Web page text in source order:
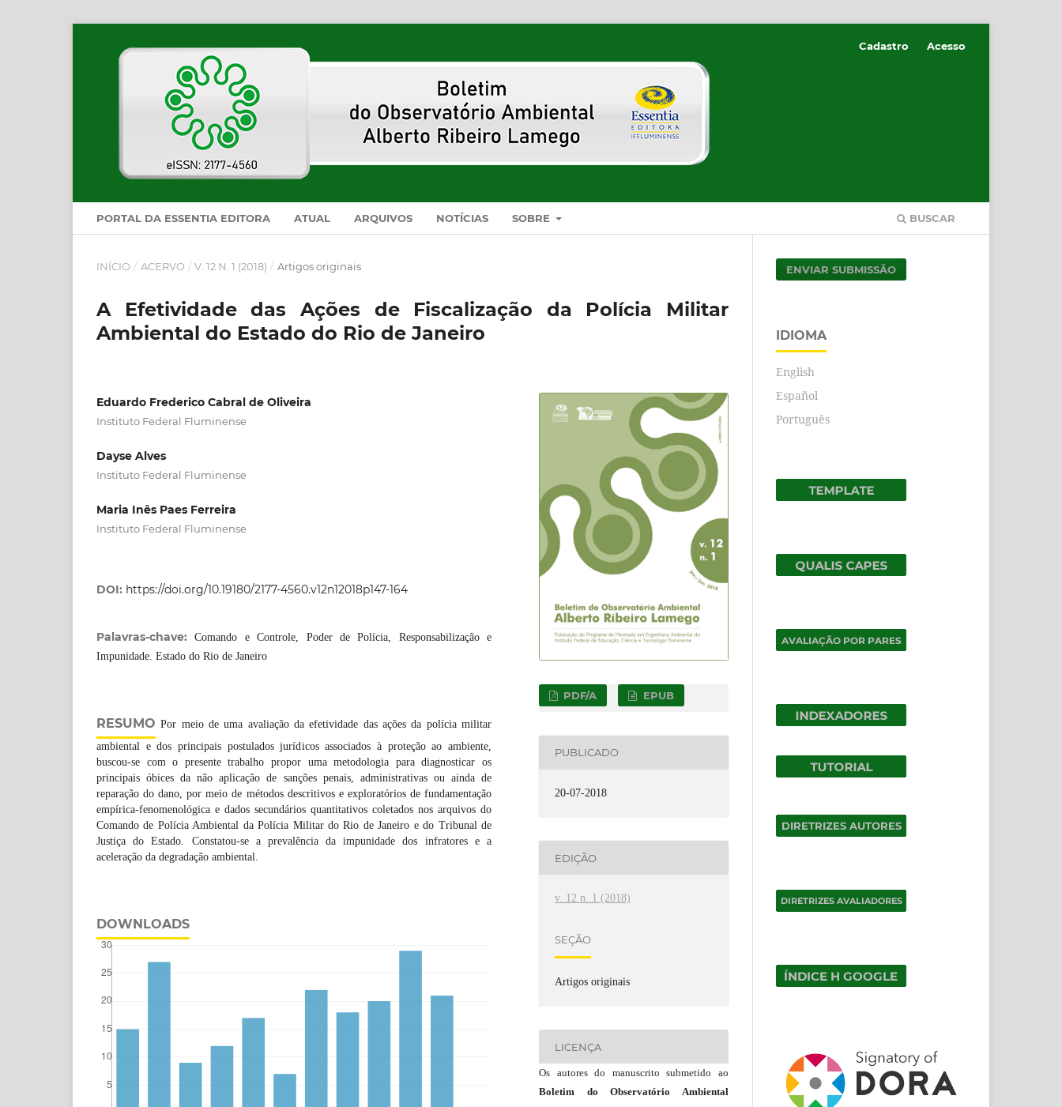
PORTAL DA ESSENTIA EDITORA ATUAL ARQUIVOS NOTÍCIAS SOBRE BUSCAR
Cadastro Acesso
INÍCIO / ACERVO / V. 12 N. 1 (2018) / Artigos originais
A Efetividade das Ações de Fiscalização da Polícia Militar
Ambiental do Estado do Rio de Janeiro
Eduardo Frederico Cabral de Oliveira
Instituto Federal Fluminense
Dayse Alves
Instituto Federal Fluminense
Maria Inês Paes Ferreira
Instituto Federal Fluminense
DOI: https://doi.org/10.19180/2177-4560.v12n12018p147-164
Palavras-chave:Comando e Controle, Poder de Polícia, Responsabilização e
Impunidade. Estado do Rio de Janeiro
RESUMO Por meio de uma avaliação da efetividade das ações da polícia militar
ambiental e dos principais postulados jurídicos associados à proteção ao ambiente,
buscou-se com o presente trabalho propor uma metodologia para diagnosticar os
principais óbices da não aplicação de sanções penais, administrativas ou ainda de
reparação do dano, por meio de métodos descritivos e exploratórios de fundamentação
empírica-fenomenológica e dados secundários quantitativos coletados nos arquivos do
Comando de Polícia Ambiental da Polícia Militar do Rio de Janeiro e do Tribunal de
Justiça do Estado. Constatou-se a prevalência da impunidade dos infratores e a
aceleração da degradação ambiental.
DOWNLOADS
PDF/A EPUB
PUBLICADO
20-07-2018
EDIÇÃO
v. 12 n. 1 (2018)
SEÇÃO
Artigos originais
LICENÇA
Os autores do manuscrito submetido ao
Boletim do Observatório Ambiental
ENVIAR SUBMISSÃO
IDIOMA
English
Español
Português